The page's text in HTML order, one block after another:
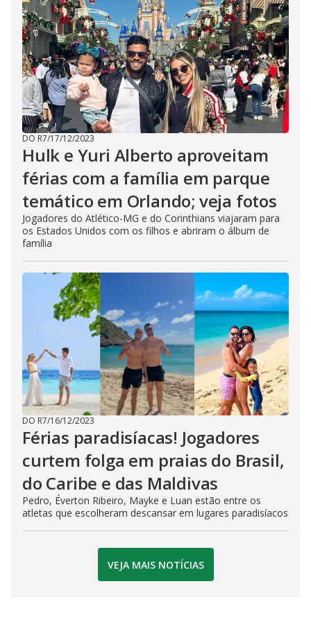
DO R7/17/12/2023
Hulk e Yuri Alberto aproveitam
férias com a família em parque
temático em Orlando; veja fotos
Jogadores do Atlético-MG e do Corinthians viajaram para
os Estados Unidos com os filhos e abriram o álbum de
família
DO R7/16/12/2023
Férias paradisíacas! Jogadores
curtem folga em praias do Brasil,
do Caribe e das Maldivas
Pedro, Éverton Ribeiro, Mayke e Luan estão entre os
atletas que escolheram descansar em lugares paradisíacos
VEJA MAIS NOTÍCIAS